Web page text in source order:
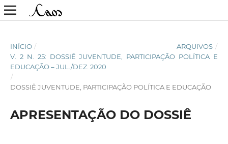
INÍCIO / ARQUIVOS /
V. 2 N. 25: DOSSIÊ JUVENTUDE, PARTICIPAÇÃO POLÍTICA E
EDUCAÇÃO – JUL./DEZ. 2020
/
DOSSIÊ JUVENTUDE, PARTICIPAÇÃO POLÍTICA E EDUCAÇÃO
APRESENTAÇÃO DO DOSSIÊ